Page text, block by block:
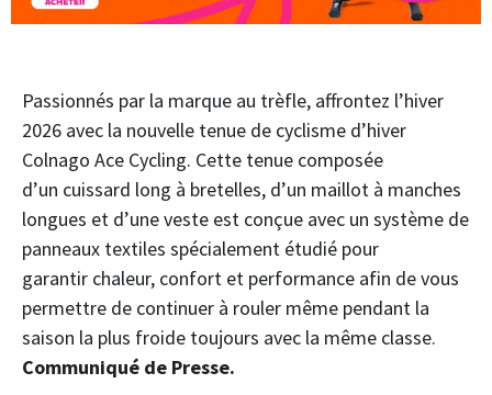
Passionnés par la marque au trèfle, affrontez l’hiver
2026 avec la nouvelle tenue de cyclisme d’hiver
Colnago Ace Cycling. Cette tenue composée
d’un cuissard long à bretelles, d’un maillot à manches
longues et d’une veste est conçue avec un système de
panneaux textiles spécialement étudié pour
garantir chaleur, confort et performance afin de vous
permettre de continuer à rouler même pendant la
saison la plus froide toujours avec la même classe.
Communiqué de Presse.